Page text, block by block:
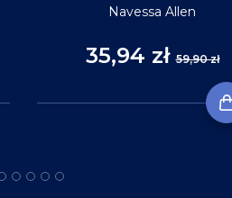
Navessa Allen
35,94 zł59,90 zł